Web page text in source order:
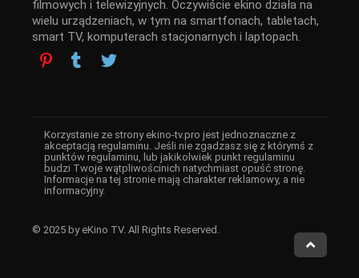
filmowych i telewizyjnych. Oczywiście ekino działa na
wielu urządzeniach, w tym na smartfonach, tabletach,
smart TV, komputerach stacjonarnych i laptopach.
Korzystanie ze strony ekino-tv.pro jest jednoznaczne z
akceptacją regulaminu. Jeśli nie zgadzasz się z którymś z
punktów regulaminu, lub jakikolwiek punkt regulaminu
budzi Twoje wątpliwościnich natychmiast opuść stronę.
Informacje na tej stronie mają charakter reklamowy, a nie
informacyjny.
© 2025 by eKino TV. All Rights Reserved.